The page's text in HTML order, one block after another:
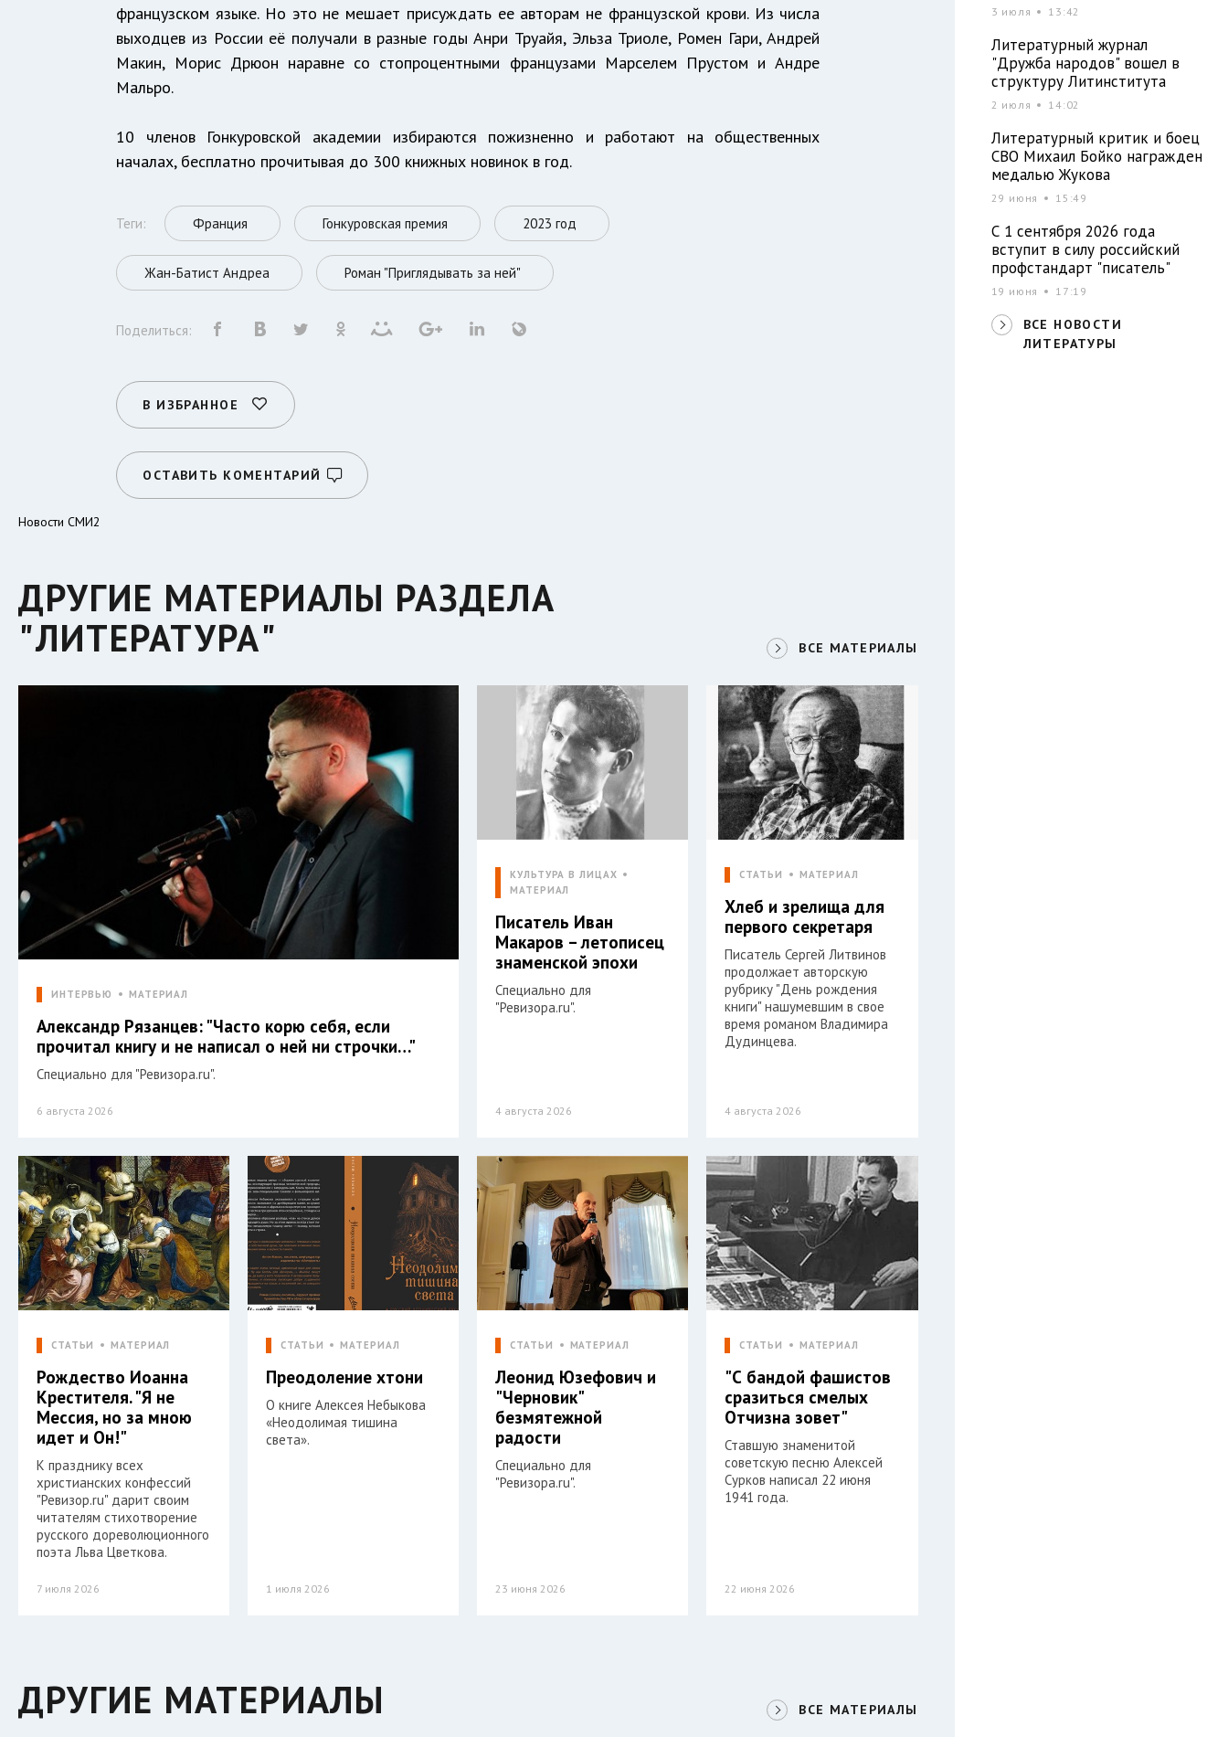
французском языке. Но это не мешает присуждать ее авторам не французской крови. Из числа
выходцев из России её получали в разные годы Анри Труайя, Эльза Триоле, Ромен Гари, Андрей
Макин, Морис Дрюон наравне со стопроцентными французами Марселем Прустом и Андре
Мальро.
10 членов Гонкуровской академии избираются пожизненно и работают на общественных
началах, бесплатно прочитывая до 300 книжных новинок в год.
Теги: Франция Гонкуровская премия 2023 год
Жан-Батист Андреа Роман "Приглядывать за ней"
Поделиться:
В ИЗБРАННОЕ
ОСТАВИТЬ КОМЕНТАРИЙ
Новости СМИ2
ДРУГИЕ МАТЕРИАЛЫ РАЗДЕЛА
"ЛИТЕРАТУРА"
ВСЕ МАТЕРИАЛЫ
ИНТЕРВЬЮ МАТЕРИАЛ
Александр Рязанцев: "Часто корю себя, если
прочитал книгу и не написал о ней ни строчки…"
Специально для "Ревизора.ru".
6 августа 2026
КУЛЬТУРА В ЛИЦАХ
МАТЕРИАЛ
Писатель Иван
Макаров – летописец
знаменской эпохи
Специально для
"Ревизора.ru".
4 августа 2026
СТАТЬИ МАТЕРИАЛ
Хлеб и зрелища для
первого секретаря
Писатель Сергей Литвинов
продолжает авторскую
рубрику "День рождения
книги" нашумевшим в свое
время романом Владимира
Дудинцева.
4 августа 2026
СТАТЬИ МАТЕРИАЛ
Рождество Иоанна
Крестителя. "Я не
Мессия, но за мною
идет и Он!"
К празднику всех
христианских конфессий
"Ревизор.ru" дарит своим
читателям стихотворение
русского дореволюционного
поэта Льва Цветкова.
7 июля 2026
СТАТЬИ МАТЕРИАЛ
Преодоление хтони
О книге Алексея Небыкова
«Неодолимая тишина
света».
1 июля 2026
СТАТЬИ МАТЕРИАЛ
Леонид Юзефович и
"Черновик"
безмятежной
радости
Специально для
"Ревизора.ru".
23 июня 2026
СТАТЬИ МАТЕРИАЛ
"С бандой фашистов
сразиться смелых
Отчизна зовет"
Ставшую знаменитой
советскую песню Алексей
Сурков написал 22 июня
1941 года.
22 июня 2026
ДРУГИЕ МАТЕРИАЛЫ ВСЕ МАТЕРИАЛЫ
3 июля 13:42
Литературный журнал
"Дружба народов" вошел в
структуру Литинститута
2 июля 14:02
Литературный критик и боец
СВО Михаил Бойко награжден
медалью Жукова
29 июня 15:49
С 1 сентября 2026 года
вступит в силу российский
профстандарт "писатель"
19 июня 17:19
ВСЕ НОВОСТИ
ЛИТЕРАТУРЫ